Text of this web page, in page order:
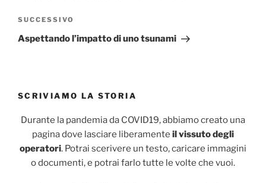
Articolo
successivo
SUCCESSIVO
Aspettando l’impatto di uno tsunami
SCRIVIAMO LA STORIA
Durante la pandemia da COVID19, abbiamo creato una
pagina dove lasciare liberamente il vissuto degli
operatori. Potrai scerivere un testo, caricare immagini
o documenti, e potrai farlo tutte le volte che vuoi.